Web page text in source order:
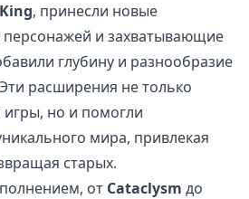
, принесли новые
персонажей и захватывающие
глубину и разнообразие
расширения не только
но и помогли
мира, привлекая
старых.
от Cataclysm до